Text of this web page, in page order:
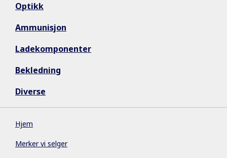
Optikk
Ammunisjon
Ladekomponenter
Bekledning
Diverse
Hjem
Merker vi selger